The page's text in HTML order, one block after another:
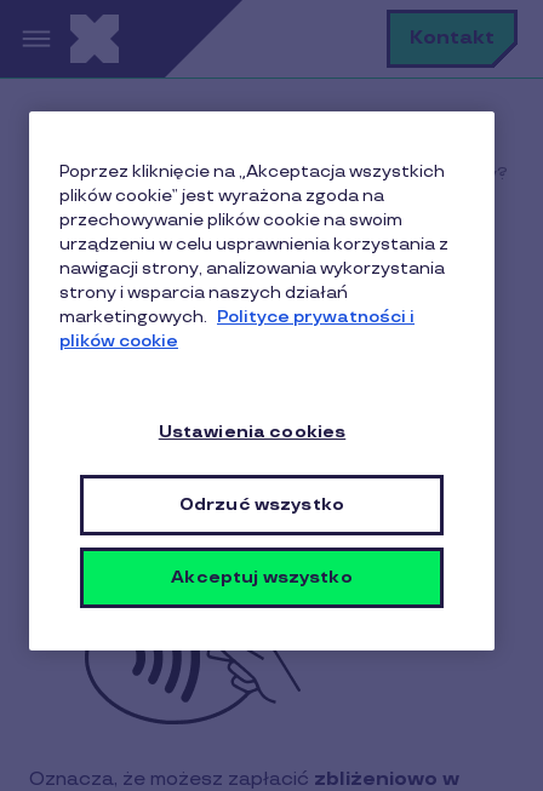
Przejdź do treści Kontakt
GOOGLE PAY: Gdzie zapłacę kartą Pluxee z Google Pay?
GOOGLE PAY: Gdzie
zapłacę kartą Pluxee z
Zwróć uwagę na dwa widoczne poniżej symbole.
Zapłacisz za pomocą Google Pay we wszystkich
oznaczonych nimi punktach:
Oznacza, że możesz zapłacić zbliżeniowo w
Poprzez kliknięcie na „Akceptacja wszystkich
plików cookie” jest wyrażona zgoda na
przechowywanie plików cookie na swoim
urządzeniu w celu usprawnienia korzystania z
nawigacji strony, analizowania wykorzystania
strony i wsparcia naszych działań
marketingowych. Polityce prywatności i
plików cookie
Ustawienia cookies
Odrzuć wszystko
Akceptuj wszystko